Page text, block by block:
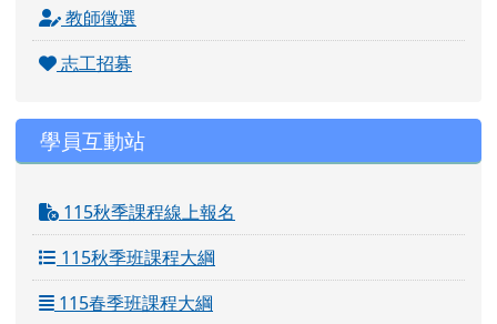
教師徵選
志工招募
學員互動站
115秋季課程線上報名
115秋季班課程大綱
115春季班課程大綱